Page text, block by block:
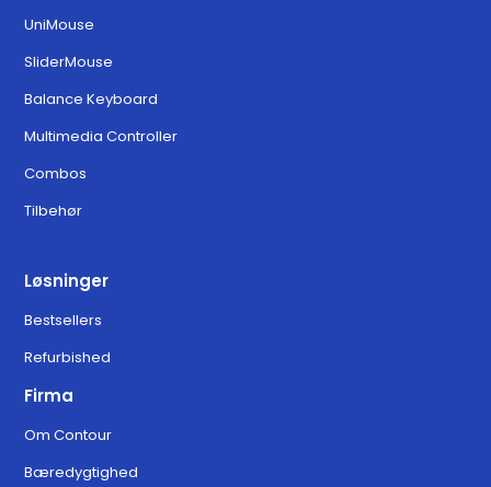
UniMouse
SliderMouse
Balance Keyboard
Multimedia Controller
Combos
Tilbehør
Løsninger
Bestsellers
Refurbished
Firma
Om Contour
Bæredygtighed